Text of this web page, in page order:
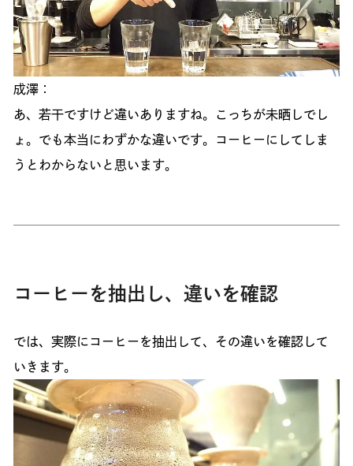
成澤：
あ、若干ですけど違いありますね。こっちが未晒しでし
ょ。でも本当にわずかな違いです。コーヒーにしてしま
うとわからないと思います。
コーヒーを抽出し、違いを確認
では、実際にコーヒーを抽出して、その違いを確認して
いきます。